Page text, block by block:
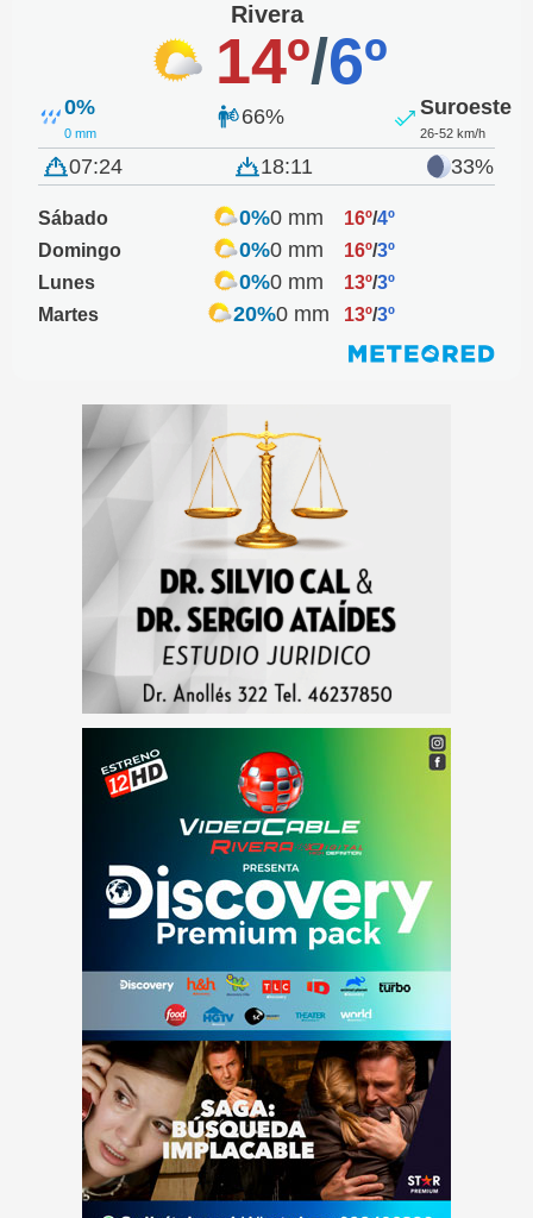
Rivera
14º/6º
0%
0 mm
66% Suroeste
26-52 km/h
07:24 18:11 33%
Sábado 0%0 mm 16º/4º
Domingo
0%0 mm 16º/3º
Lunes
0%0 mm 13º/3º
Martes
20%0 mm 13º/3º